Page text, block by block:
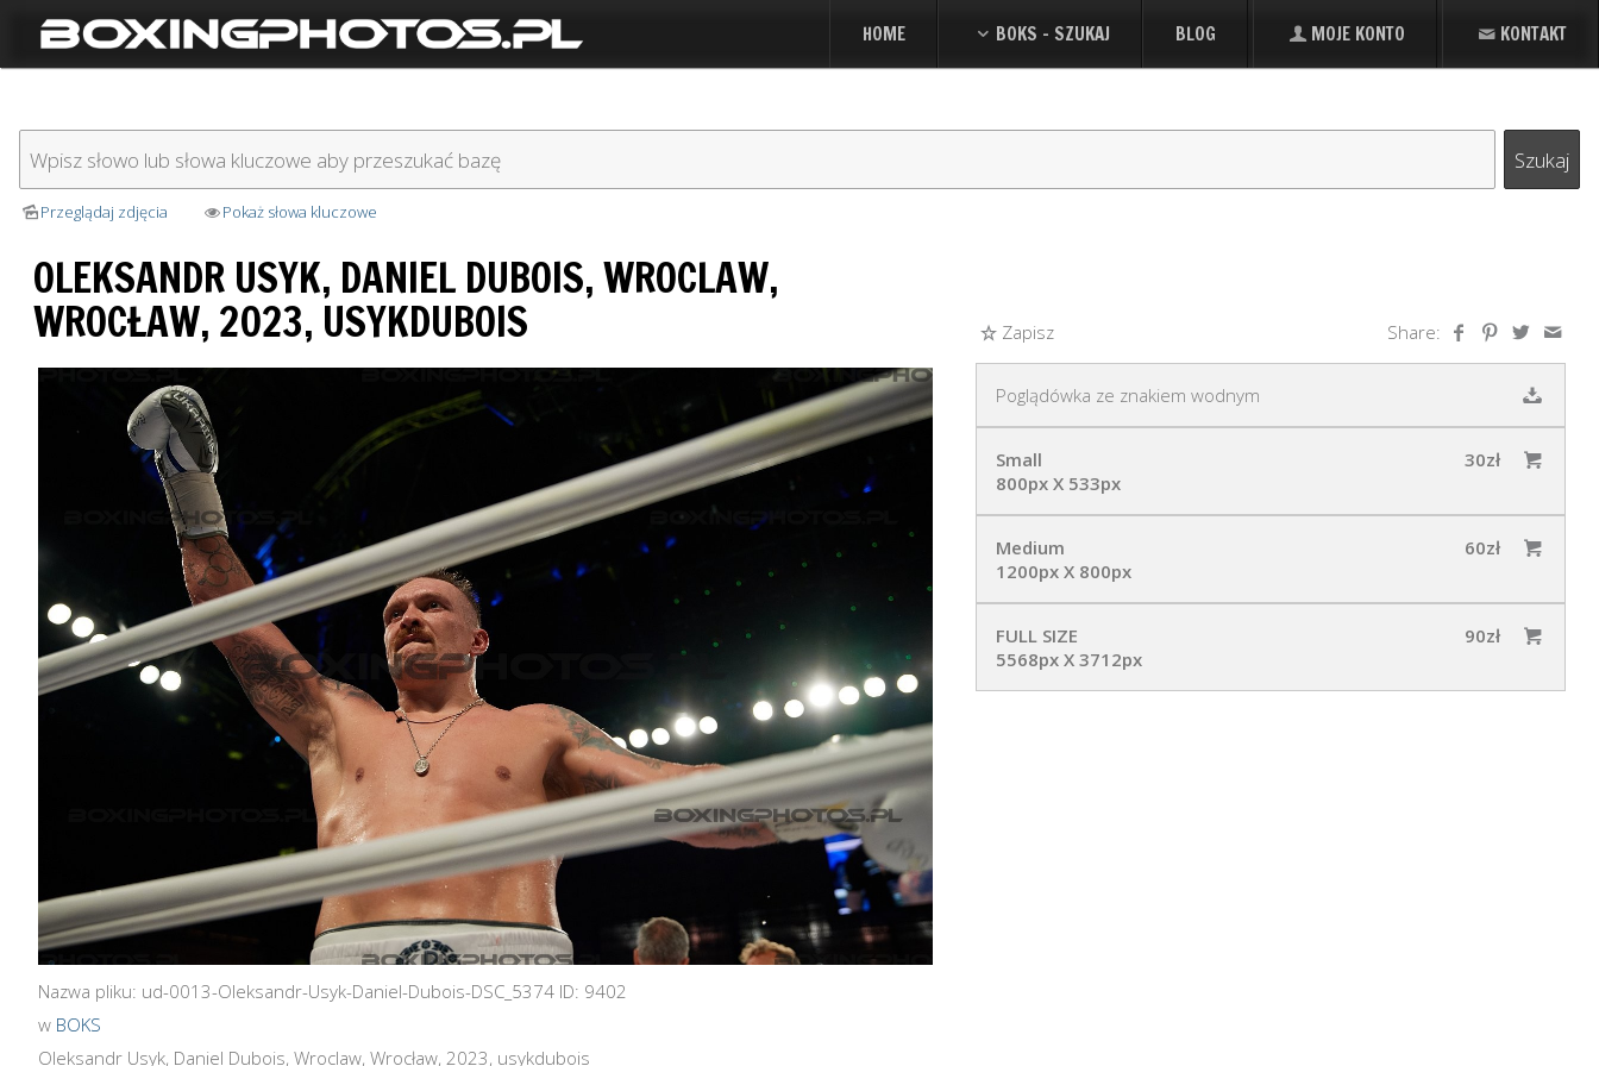
HOME BOKS - SZUKAJ BLOG MOJE KONTO KONTAKT
Przeglądaj zdjęcia Pokaż słowa kluczowe
OLEKSANDR USYK, DANIEL DUBOIS, WROCLAW,
WROCŁAW, 2023, USYKDUBOIS Zapisz Share:
Nazwa pliku: ud-0013-Oleksandr-Usyk-Daniel-Dubois-DSC_5374 ID: 9402
w BOKS
Oleksandr Usyk, Daniel Dubois, Wroclaw, Wrocław, 2023, usykdubois
Poglądówka ze znakiem wodnym
Small
800px X 533px
30zł
Medium
1200px X 800px
60zł
FULL SIZE
5568px X 3712px
90zł